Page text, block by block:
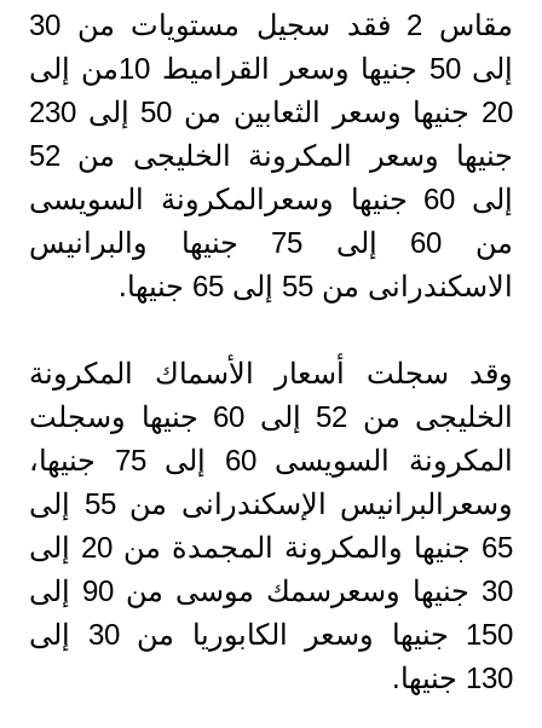
مقاس 2 فقد سجيل مستويات من 30
إلى 50 جنيها وسعر القراميط 10من إلى
20 جنيها وسعر الثعابين من 50 إلى 230
جنيها وسعر المكرونة الخليجى من 52
إلى 60 جنيها وسعرالمكرونة السويسى
من 60 إلى 75 جنيها والبرانيس
الاسكندرانى من 55 إلى 65 جنيها.
وقد سجلت أسعار الأسماك المكرونة
الخليجى من 52 إلى 60 جنيها وسجلت
المكرونة السويسى 60 إلى 75 جنيها،
وسعرالبرانيس الإسكندرانى من 55 إلى
65 جنيها والمكرونة المجمدة من 20 إلى
30 جنيها وسعرسمك موسى من 90 إلى
150 جنيها وسعر الكابوريا من 30 إلى
130 جنيها.